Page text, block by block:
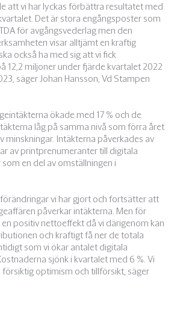
att vi har lyckas förbättra resultatet med
Det är stora engångsposter som
för avgångsvederlag men den
visar alltjämt en kraftig
också ha med sig att vi fick
12,2 miljoner under fjärde kvartalet 2022
säger Johan Hansson, Vd Stampen
ökade med 17 % och de
låg på samma nivå som förra året
minskningar. Intäkterna påverkades av
av printprenumeranter till digitala
en del av omställningen i
vi har gjort och fortsätter att
påverkar intäkterna. Men för
positiv nettoeffekt då vi därigenom kan
och kraftigt få ner de totala
som vi ökar antalet digitala
sjönk i kvartalet med 6 %. Vi
försiktig optimism och tillförsikt, säger